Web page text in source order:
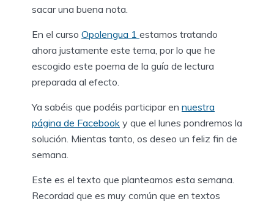
sacar una buena nota.
En el curso Opolengua 1 estamos tratando
ahora justamente este tema, por lo que he
escogido este poema de la guía de lectura
preparada al efecto.
Ya sabéis que podéis participar en nuestra
página de Facebook y que el lunes pondremos la
solución. Mientas tanto, os deseo un feliz fin de
semana.
Este es el texto que planteamos esta semana.
Recordad que es muy común que en textos